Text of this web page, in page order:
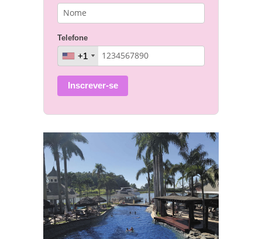
Telefone
+1
+1
Inscrever-se